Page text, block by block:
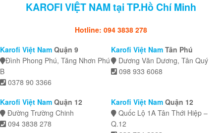
KAROFI VIỆT NAM tại TP.Hồ Chí Minh
Hotline: 094 3838 278
Karofi Việt Nam Quận 9
Đình Phong Phú, Tăng Nhơn Phú
B
0378 90 3366
Karofi Việt Nam Tân Phú
Dương Văn Dương, Tân Quý
098 933 6068
Karofi Việt Nam Quận 12
Đường Trường Chinh
094 3838 278
Karofi Việt Nam Quận 12
Quốc Lộ 1A Tân Thới Hiệp –
Q.12